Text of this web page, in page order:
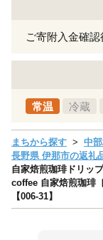
ご寄附入金確認
常温 冷蔵
まちから探す 中
長野県 伊那市の返礼
自家焙煎珈琲ドリッ
coffee 自家焙煎珈琲
【006-31】